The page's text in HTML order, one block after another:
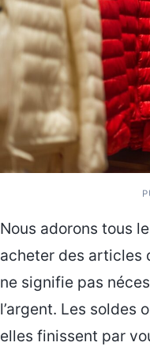
Nous adorons tous
acheter des articles
ne signifie pas
l’argent. Les soldes
elles finissent par